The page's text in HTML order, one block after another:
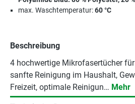
max. Waschtemperatur:60 °C
Beschreibung
4 hochwertige Mikrofasertücher
sanfte Reinigung im Haushalt,
Freizeit, optimale Reinigun… Mehr